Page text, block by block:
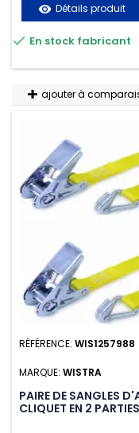
résistante aux UV et
n'absorbe pas l'eau.
visibility Détails produit
 En stock fabricant
ajouter à
RÉFÉRENCE: WIS1257988
MARQUE: WISTRA
PAIRE DE SANGLES
CLIQUET EN 2